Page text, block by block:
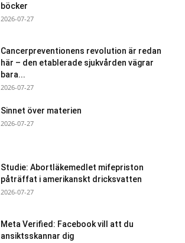
böcker
2026-07-27
Cancerpreventionens revolution är redan
här – den etablerade sjukvården vägrar
bara...
2026-07-27
Sinnet över materien
2026-07-27
Studie: Abortläkemedlet mifepriston
påträffat i amerikanskt dricksvatten
2026-07-27
Meta Verified: Facebook vill att du
ansiktsskannar dig